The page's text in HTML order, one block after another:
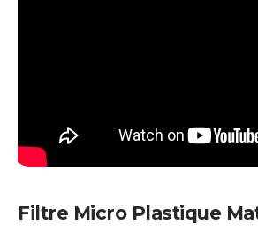
Filtre Micro Plastique